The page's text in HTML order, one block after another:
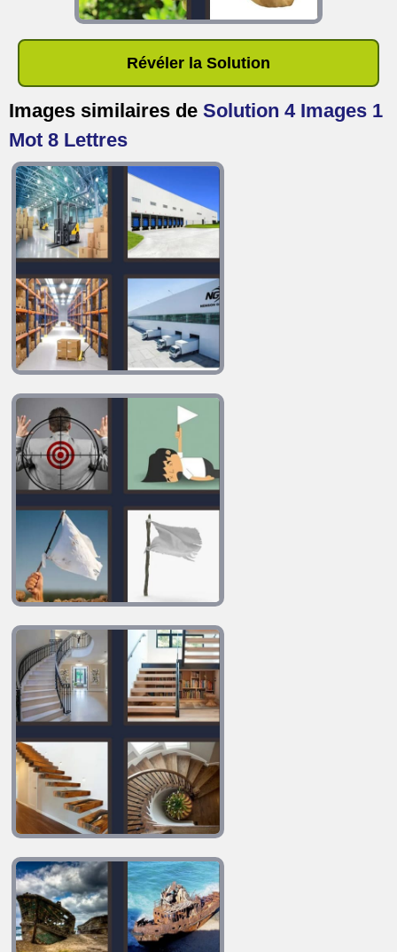
Révéler la Solution
Images similaires de Solution 4 Images 1
Mot 8 Lettres